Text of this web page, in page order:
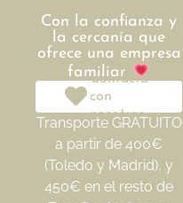
Con la confianza y
la cercanía que
ofrece una empresa
familiar
Contacta
con
nosotros
Transporte GRATUITO
a partir de 400€
(Toledo y Madrid), y
450€ en el resto de